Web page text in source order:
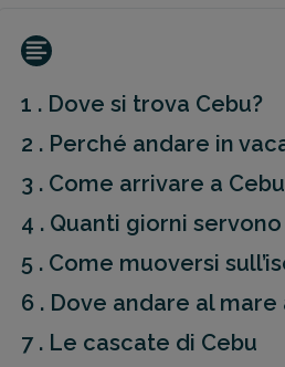
1 . Dove si trova Cebu?
2 . Perché andare in
3 . Come arrivare a
4 . Quanti giorni
5 . Come muoversi
6 . Dove andare al mare
7 . Le cascate di Cebu